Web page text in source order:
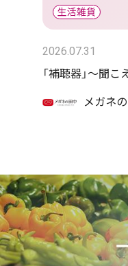
2026.07.31
「補聴器」～聞
メガネ